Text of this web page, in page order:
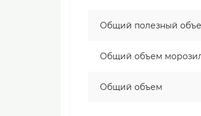
Общий полезный
Общий объем
Общий объем